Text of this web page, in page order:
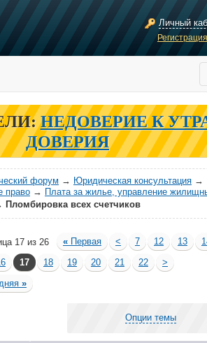
Личный
НЕДОВЕРИЕ К
ДОВЕРИЯ
форум → Юридическая консультация →
право → Плата за жилье, управление
Пломбировка всех счетчиков
17 из 26 « Первая < 7 12 13
17 18 19 20 21 22
>
»
Опции темы